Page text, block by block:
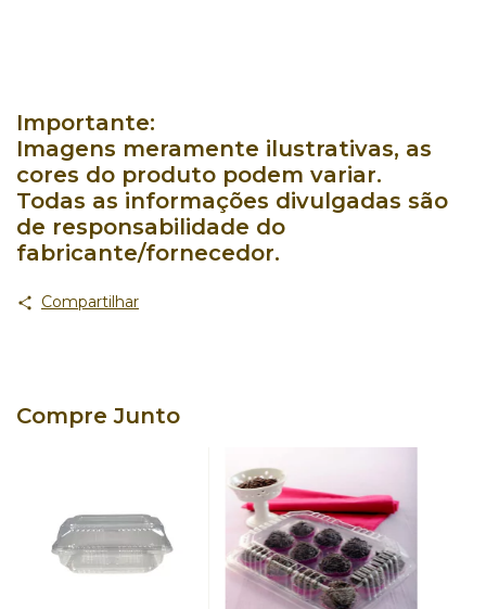
Importante:
Imagens meramente ilustrativas, as
cores do produto podem variar.
Todas as informações divulgadas são
de responsabilidade do
fabricante/fornecedor.
Compartilhar
Compre Junto